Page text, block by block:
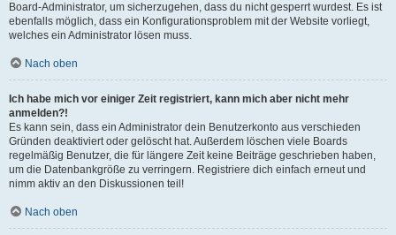
Board-Administrator, um sicherzugehen, dass du nicht gesperrt wurdest. Es ist
ebenfalls möglich, dass ein Konfigurationsproblem mit der Website vorliegt,
welches ein Administrator lösen muss.
Nach oben
Ich habe mich vor einiger Zeit registriert, kann mich aber nicht mehr
anmelden?!
Es kann sein, dass ein Administrator dein Benutzerkonto aus verschieden
Gründen deaktiviert oder gelöscht hat. Außerdem löschen viele Boards
regelmäßig Benutzer, die für längere Zeit keine Beiträge geschrieben haben,
um die Datenbankgröße zu verringern. Registriere dich einfach erneut und
nimm aktiv an den Diskussionen teil!
Nach oben